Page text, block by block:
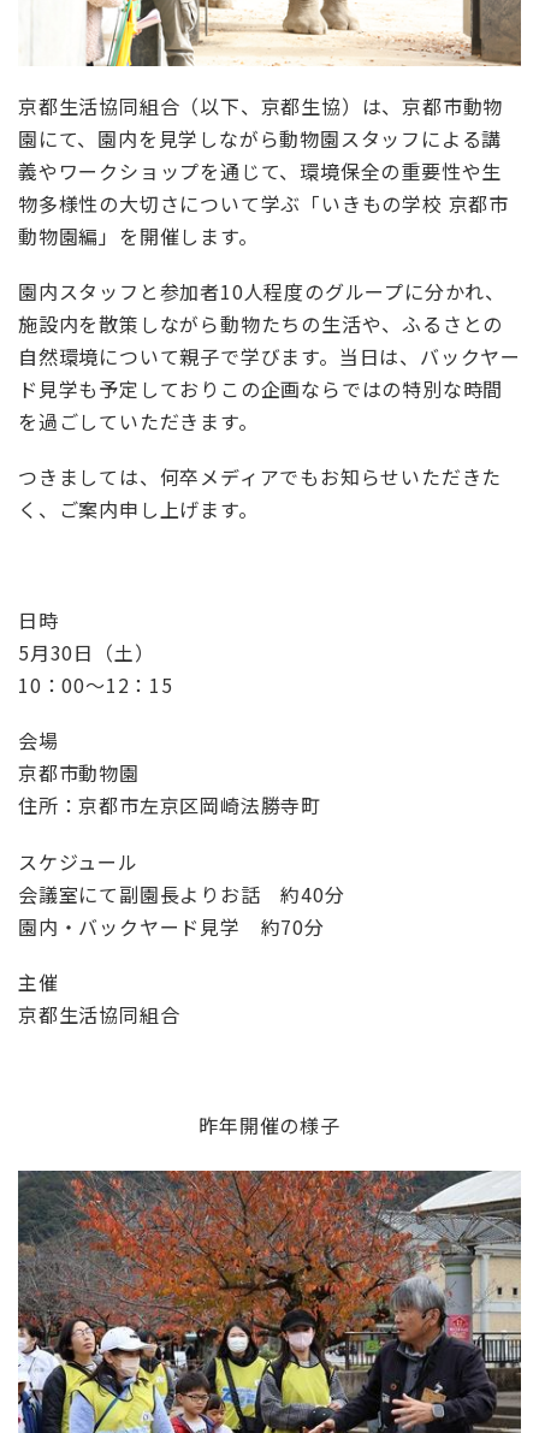
京都生活協同組合（以下、京都生協）は、京都市動物
園にて、園内を見学しながら動物園スタッフによる講
義やワークショップを通じて、環境保全の重要性や生
物多様性の大切さについて学ぶ「いきもの学校 京都市
動物園編」を開催します。
園内スタッフと参加者10人程度のグループに分かれ、
施設内を散策しながら動物たちの生活や、ふるさとの
自然環境について親子で学びます。当日は、バックヤー
ド見学も予定しておりこの企画ならではの特別な時間
を過ごしていただきます。
つきましては、何卒メディアでもお知らせいただきた
く、ご案内申し上げます。
日時
5月30日（土）
10 ：00～12 ： 15
会場
京都市動物園
住所：京都市左京区岡崎法勝寺町
スケジュール
会議室にて副園長よりお話 約40分
園内・バックヤード見学 約70分
主催
京都生活協同組合
昨年開催の様子